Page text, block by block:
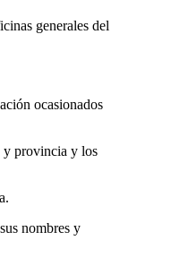
generales del
ocasionados
y provincia y los
nombres y